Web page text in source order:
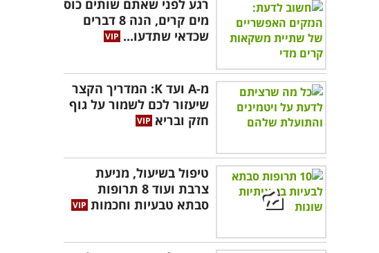
רגע לפני שאתם שותים כוס
מים קרים, הנה 8 דברים
שכדאי שתדעו...
מ-A ועד K: המדריך הקצר
שיעזור לכם לשמור על גוף
חזק ובריא
טיפול בשיעול, מניעת
צרבת ועוד 8 תרופות
סבתא טבעיות וחכמות